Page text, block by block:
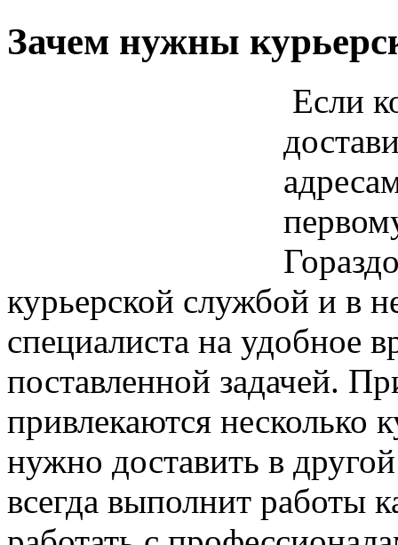
Зачем нужны
Если
курьерской службой и в
специалиста на удобное
поставленной задачей.
привлекаются несколько
нужно доставить в
всегда выполнит работы